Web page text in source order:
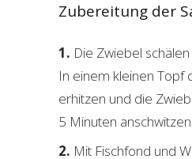
Zubereitung der
Die Zwiebel
In einem kleinen Topf
erhitzen und die
5 Minuten anschwitzen.
Mit Fischfond und